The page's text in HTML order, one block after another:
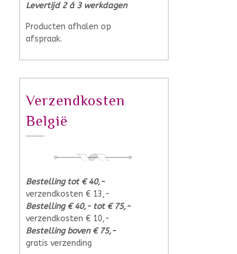
Levertijd 2 á 3 werkdagen
Producten afhalen op
afspraak.
Verzendkosten
België
Bestelling tot € 40,-
verzendkosten € 13,-
Bestelling € 40,- tot € 75,-
verzendkosten € 10,-
Bestelling boven € 75,-
gratis verzending